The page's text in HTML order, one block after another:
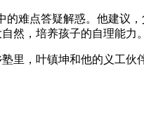
难点答疑解惑。他建
然，培养孩子的自理能力。
，叶镇坤和他的义工